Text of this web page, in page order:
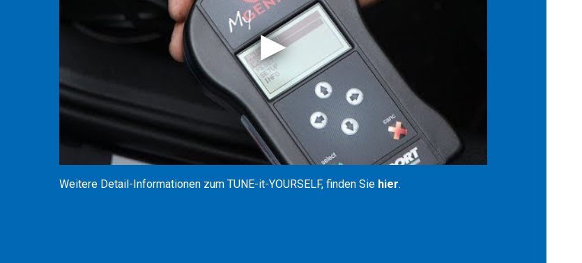
Weitere Detail-Informationen zum TUNE-it-YOURSELF, finden Sie hier.